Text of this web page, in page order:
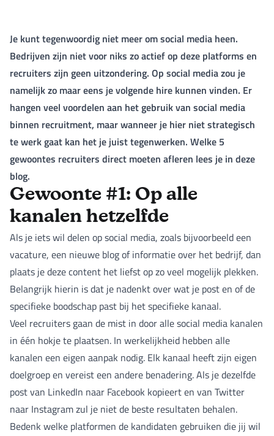
Je kunt tegenwoordig niet meer om social media heen.
Bedrijven zijn niet voor niks zo actief op deze platforms en
recruiters zijn geen uitzondering. Op social media zou je
namelijk zo maar eens je volgende hire kunnen vinden. Er
hangen veel voordelen aan het gebruik van social media
binnen recruitment, maar wanneer je hier niet strategisch
te werk gaat kan het je juist tegenwerken. Welke 5
gewoontes recruiters direct moeten afleren lees je in deze
blog.
Gewoonte #1: Op alle
kanalen hetzelfde
Als je iets wil delen op social media, zoals bijvoorbeeld een
vacature, een nieuwe blog of informatie over het bedrijf, dan
plaats je deze content het liefst op zo veel mogelijk plekken.
Belangrijk hierin is dat je nadenkt over wat je post en of de
specifieke boodschap past bij het specifieke kanaal.
Veel recruiters gaan de mist in door alle social media kanalen
in één hokje te plaatsen. In werkelijkheid hebben alle
kanalen een eigen aanpak nodig. Elk kanaal heeft zijn eigen
doelgroep en vereist een andere benadering. Als je dezelfde
post van LinkedIn naar Facebook kopieert en van Twitter
naar Instagram zul je niet de beste resultaten behalen.
Bedenk welke platformen de kandidaten gebruiken die jij wil